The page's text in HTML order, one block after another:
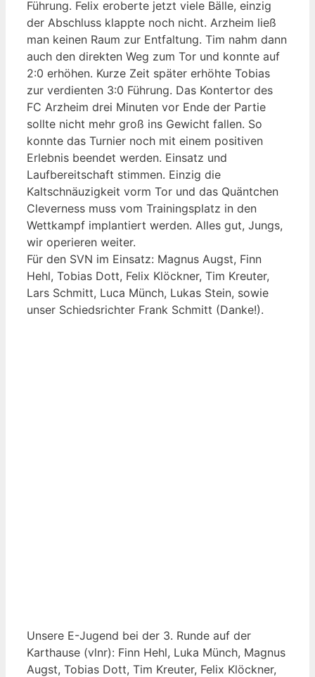
Führung. Felix eroberte jetzt viele Bälle, einzig
der Abschluss klappte noch nicht. Arzheim ließ
man keinen Raum zur Entfaltung. Tim nahm dann
auch den direkten Weg zum Tor und konnte auf
2:0 erhöhen. Kurze Zeit später erhöhte Tobias
zur verdienten 3:0 Führung. Das Kontertor des
FC Arzheim drei Minuten vor Ende der Partie
sollte nicht mehr groß ins Gewicht fallen. So
konnte das Turnier noch mit einem positiven
Erlebnis beendet werden. Einsatz und
Laufbereitschaft stimmen. Einzig die
Kaltschnäuzigkeit vorm Tor und das Quäntchen
Cleverness muss vom Trainingsplatz in den
Wettkampf implantiert werden. Alles gut, Jungs,
wir operieren weiter.
Für den SVN im Einsatz: Magnus Augst, Finn
Hehl, Tobias Dott, Felix Klöckner, Tim Kreuter,
Lars Schmitt, Luca Münch, Lukas Stein, sowie
unser Schiedsrichter Frank Schmitt (Danke!).
Unsere E-Jugend bei der 3. Runde auf der
Karthause (vlnr): Finn Hehl, Luka Münch, Magnus
Augst, Tobias Dott, Tim Kreuter, Felix Klöckner,